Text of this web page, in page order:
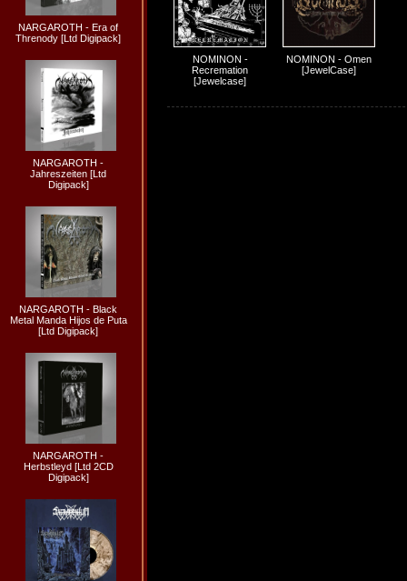
NARGAROTH - Era of
Threnody [Ltd Digipack]
NARGAROTH -
Jahreszeiten [Ltd
Digipack]
NARGAROTH - Black
Metal Manda Hijos de Puta
[Ltd Digipack]
NARGAROTH -
Herbstleyd [Ltd 2CD
Digipack]
NOMINON -
Recremation
[Jewelcase]
NOMINON - Omen
[JewelCase]